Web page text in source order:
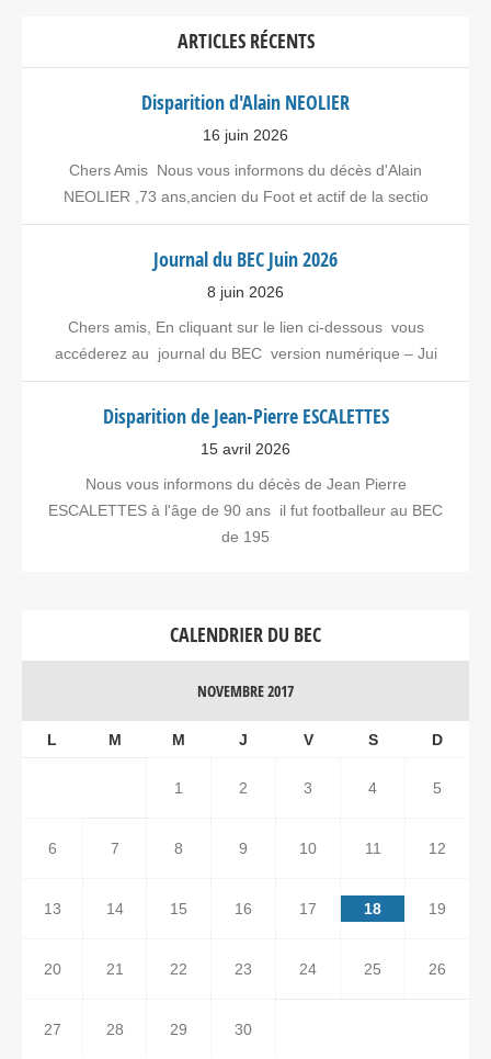
ARTICLES RÉCENTS
Disparition d'Alain NEOLIER
16 juin 2026
Chers Amis Nous vous informons du décès d'Alain
NEOLIER ,73 ans,ancien du Foot et actif de la sectio
Journal du BEC Juin 2026
8 juin 2026
Chers amis, En cliquant sur le lien ci-dessous vous
accéderez au journal du BEC version numérique – Jui
Disparition de Jean-Pierre ESCALETTES
15 avril 2026
Nous vous informons du décès de Jean Pierre
ESCALETTES à l'âge de 90 ans il fut footballeur au BEC
de 195
CALENDRIER DU BEC
NOVEMBRE 2017
L M M J V S D
1 2 3 4 5
6 7 8 9 10 11 12
13 14 15 16 17 18 19
20 21 22 23 24 25 26
27 28 29 30